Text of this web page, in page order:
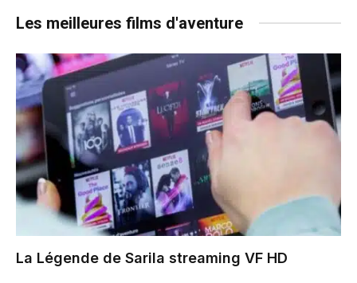
Les meilleures films d'aventure
La Légende de Sarila streaming VF HD